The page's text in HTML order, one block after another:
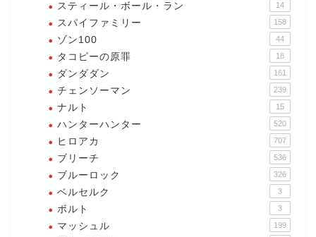
スティール・ボール・ラン 14
スパイファミリー 158
ゾン100 44
タコピーの原罪 18
ダンダダン 161
チェンソーマン 239
ナルト 15
ハンターハンター 520
ヒロアカ 707
ブリーチ 536
ブルーロック 326
ベルセルク 3
ボルト 3
マッシュル 199